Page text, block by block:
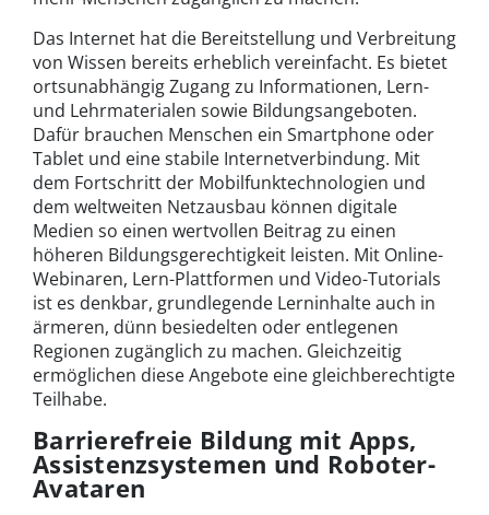
Das Internet hat die Bereitstellung und Verbreitung
von Wissen bereits erheblich vereinfacht. Es bietet
ortsunabhängig Zugang zu Informationen, Lern-
und Lehrmaterialen sowie Bildungsangeboten.
Dafür brauchen Menschen ein Smartphone oder
Tablet und eine stabile Internetverbindung. Mit
dem Fortschritt der Mobilfunktechnologien und
dem weltweiten Netzausbau können digitale
Medien so einen wertvollen Beitrag zu einen
höheren Bildungsgerechtigkeit leisten. Mit Online-
Webinaren, Lern-Plattformen und Video-Tutorials
ist es denkbar, grundlegende Lerninhalte auch in
ärmeren, dünn besiedelten oder entlegenen
Regionen zugänglich zu machen. Gleichzeitig
ermöglichen diese Angebote eine gleichberechtigte
Teilhabe.
Barrierefreie Bildung mit Apps,
Assistenzsystemen und Roboter-
Avataren